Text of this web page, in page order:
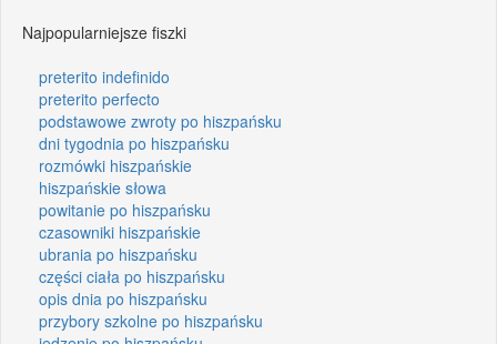
Najpopularniejsze fiszki
preterito indefinido
preterito perfecto
podstawowe zwroty po hiszpańsku
dni tygodnia po hiszpańsku
rozmówki hiszpańskie
hiszpańskie słowa
powitanie po hiszpańsku
czasowniki hiszpańskie
ubrania po hiszpańsku
części ciała po hiszpańsku
opis dnia po hiszpańsku
przybory szkolne po hiszpańsku